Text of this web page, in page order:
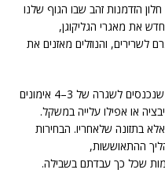
הזדמנות זהב שבו הגוף שלנו
את מאגרי הגליקוגן,
לשרירים, והנוזלים מאזנים את
נפגשנו לא פעם עם מתאמנים מתחילים שנכנסים לשגרה של 3–4 אימונים
או אפילו עלייה במשקל.
בתזונה שלאחריו. הבחירות
ההתאוששות,
שכל כך עבדתם בשבילה.